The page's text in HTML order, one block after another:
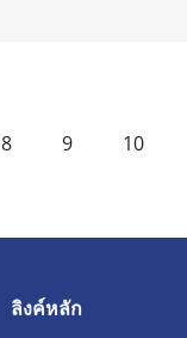
8 9 10
ลิงค์หลัก